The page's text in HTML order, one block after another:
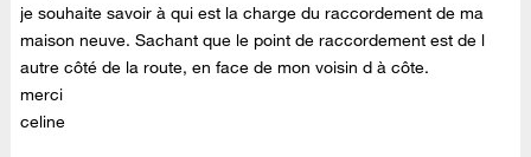
je souhaite savoir à qui est la charge du raccordement de ma
maison neuve. Sachant que le point de raccordement est de l
autre côté de la route, en face de mon voisin d à côte.
merci
celine